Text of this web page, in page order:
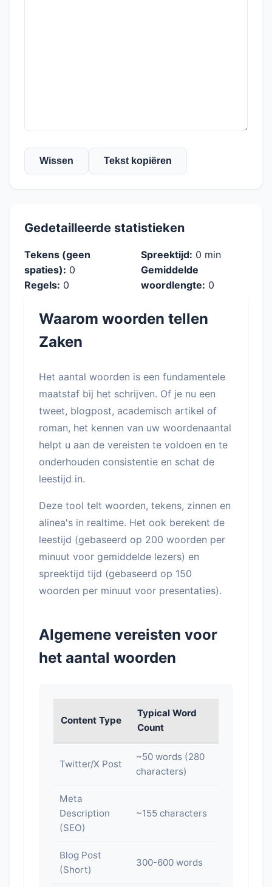
Wissen Tekst kopiëren
Gedetailleerde statistieken
Tekens (geen
spaties): 0
Regels: 0
Spreektijd: 0 min
Gemiddelde
woordlengte: 0
Waarom woorden tellen
Zaken
Het aantal woorden is een fundamentele
maatstaf bij het schrijven. Of je nu een
tweet, blogpost, academisch artikel of
roman, het kennen van uw woordenaantal
helpt u aan de vereisten te voldoen en te
onderhouden consistentie en schat de
leestijd in.
Deze tool telt woorden, tekens, zinnen en
alinea's in realtime. Het ook berekent de
leestijd (gebaseerd op 200 woorden per
minuut voor gemiddelde lezers) en
spreektijd tijd (gebaseerd op 150
woorden per minuut voor presentaties).
Algemene vereisten voor
het aantal woorden
Content Type
Typical Word
Count
Twitter/X Post
~50 words (280
characters)
Meta
Description
(SEO)
~155 characters
Blog Post
(Short)
300-600 words